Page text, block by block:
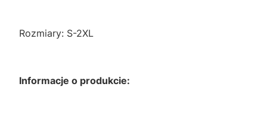
Rozmiary: S-2XL
Informacje o produkcie: